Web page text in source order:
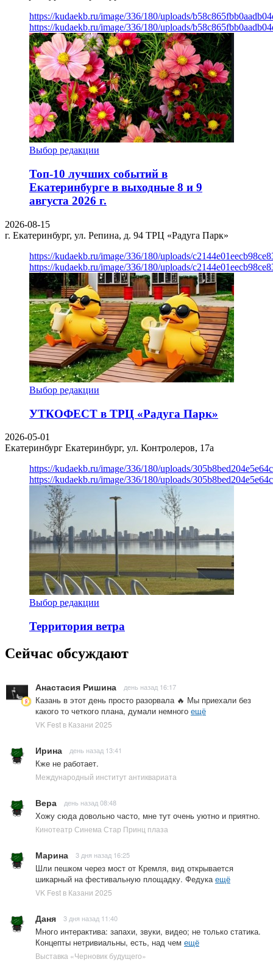
https://kudaekb.ru/image/336/180/uploads/
https://kudaekb.ru/image/336/180/uploads/
Выбор редакции
Топ-10 лучших событий в
Екатеринбурге в выходные 8 и 9
августа 2026 г.
2026-08-15
г. Екатеринбург, ул. Репина, д. 94 ТРЦ «Радуга Парк»
https://kudaekb.ru/image/336/180/uploads/
https://kudaekb.ru/image/336/180/uploads/
Выбор редакции
УТКОФЕСТ в ТРЦ «Радуга Парк»
2026-05-01
Екатеринбург Екатеринбург, ул. Контролеров, 17а
https://kudaekb.ru/image/336/180/uploads/
https://kudaekb.ru/image/336/180/uploads/
Выбор редакции
Территория ветра
Сейчас обсуждают
Анастасия Ришина день назад 16:17
Казань в этот день просто разорвала 🔥 Мы приехали без
какого то четкого плана, думали немного ещё
VK Fest в Казани 2025
Ирина день назад 13:41
Кже не работает.
Международный институт антиквариата
Вера день назад 08:48
Хожу сюда довольно часто, мне тут очень уютно и приятно.
Кинотеатр Синема Стар Принц плаза
Марина 3 дня назад 16:25
Шли пешком через мост от Кремля, вид открывается
шикарный на фестивальную площадку. Федукаещё
VK Fest в Казани 2025
Даня 3 дня назад 11:40
Много интерактива: запахи, звуки, видео; не только статика.
Концепты нетривиальны, есть, над чем ещё
Выставка «Черновик будущего»